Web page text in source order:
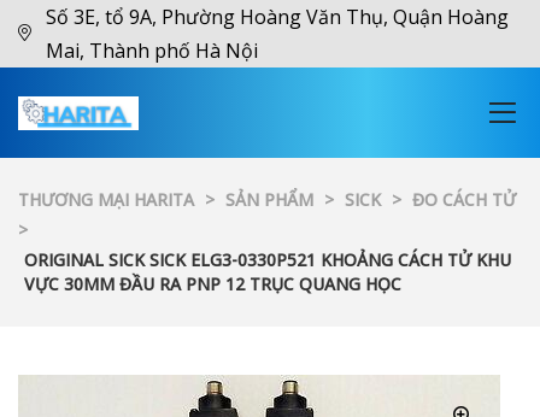
Số 3E, tổ 9A, Phường Hoàng Văn Thụ, Quận Hoàng
Mai, Thành phố Hà Nội
THƯƠNG MẠI HARITA > SẢN PHẨM > SICK > ĐO CÁCH TỬ
>
ORIGINAL SICK SICK ELG3-0330P521 KHOẢNG CÁCH TỬ KHU
VỰC 30MM ĐẦU RA PNP 12 TRỤC QUANG HỌC